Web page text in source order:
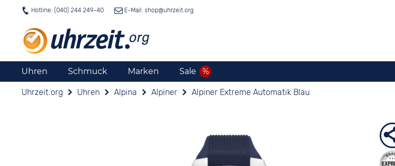
Hotline: (040) 244 249-40 E-Mail: shop@uhrzeit.org
Uhren Schmuck Marken Sale
Uhrzeit.org Uhren Alpina Alpiner Alpiner Extreme Automatik Blau